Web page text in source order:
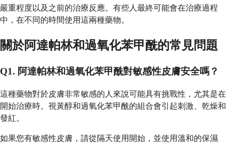
嚴重程度以及之前的治療反應。有些人最終可能會在治療過程
中，在不同的時間使用這兩種藥物。
關於阿達帕林和過氧化苯甲酰的常見問題
Q1. 阿達帕林和過氧化苯甲酰對敏感性皮膚安全嗎？
這種藥物對於皮膚非常敏感的人來說可能具有挑戰性，尤其是在
開始治療時。視黃醇和過氧化苯甲酰的組合會引起刺激、乾燥和
發紅。
如果您有敏感性皮膚，請從隔天使用開始，並使用溫和的保濕